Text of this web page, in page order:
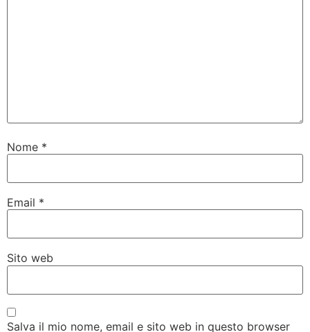
Nome *
Email *
Sito web
Salva il mio nome, email e sito web in questo browser